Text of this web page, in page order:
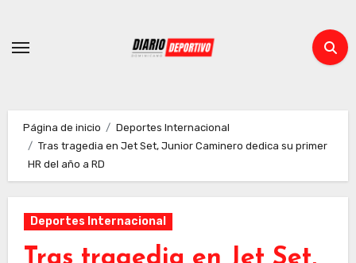
contenido
Página de inicio
Deportes Internacional
Tras tragedia en Jet Set, Junior Caminero dedica su primer
HR del año a RD
Deportes Internacional